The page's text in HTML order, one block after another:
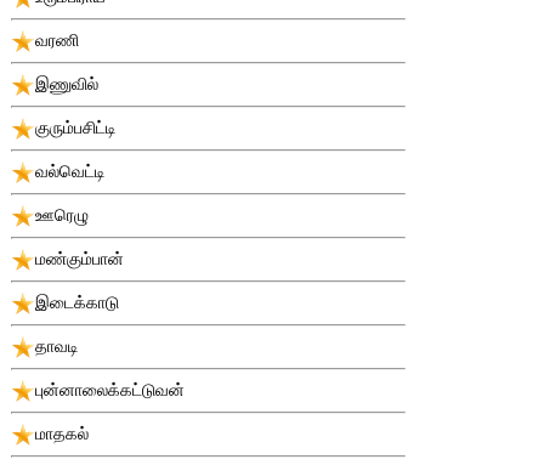
வரணி
இணுவில்
குரும்பசிட்டி
வல்வெட்டி
ஊரெழு
மண்கும்பான்
இடைக்காடு
தாவடி
புன்னாலைக்கட்டுவன்
மாதகல்